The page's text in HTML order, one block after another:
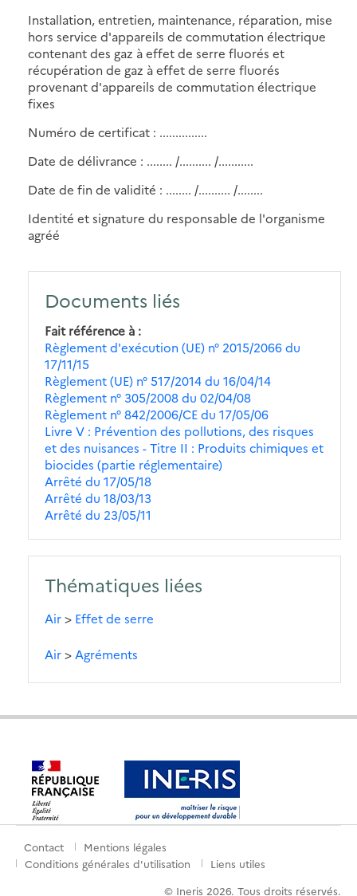
Installation, entretien, maintenance, réparation, mise
hors service d'appareils de commutation électrique
contenant des gaz à effet de serre fluorés et
récupération de gaz à effet de serre fluorés
provenant d'appareils de commutation électrique
fixes
Numéro de certificat : ...............
Date de délivrance : ........ /.......... /...........
Date de fin de validité : ........ /.......... /........
Identité et signature du responsable de l'organisme
agréé
Documents liés
Fait référence à
Règlement d'exécution (UE) n° 2015/2066 du
17/11/15
Règlement (UE) n° 517/2014 du 16/04/14
Règlement n° 305/2008 du 02/04/08
Règlement n° 842/2006/CE du 17/05/06
Livre V : Prévention des pollutions, des risques
et des nuisances - Titre II : Produits chimiques et
biocides (partie réglementaire)
Arrêté du 17/05/18
Arrêté du 18/03/13
Arrêté du 23/05/11
Thématiques liées
Air> Effet de serre
Air> Agréments
Menu
Contact
Mentions légales
Conditions générales d'utilisation
Liens utiles
© Ineris 2026. Tous droits réservés.